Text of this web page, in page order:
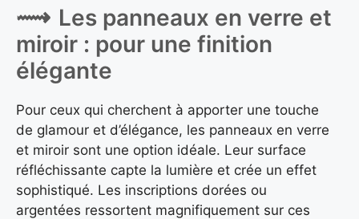
Les panneaux en verre et
miroir : pour une finition
élégante
Pour ceux qui cherchent à apporter une touche
de glamour et d’élégance, les panneaux en verre
et miroir sont une option idéale. Leur surface
réfléchissante capte la lumière et crée un effet
sophistiqué. Les inscriptions dorées ou
argentées ressortent magnifiquement sur ces